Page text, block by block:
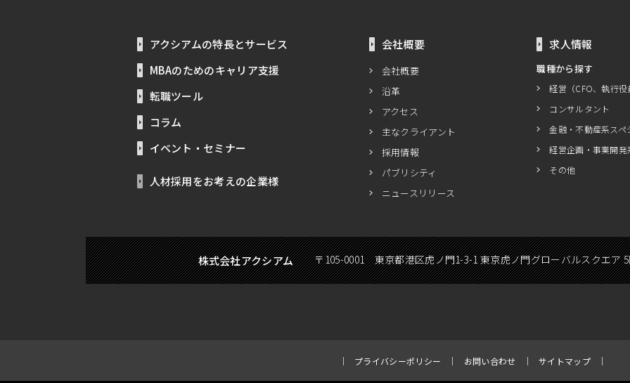
アクシアムの特長とサービス
MBAのためのキャリア支援
転職ツール
コラム
イベント・セミナー
人材採用をお考えの企業様
会社概要
会社概要
沿革
アクセス
主なクライアント
採用情報
パブリシティ
ニュースリリース
求人情報
職種から探す
経営（CFO、執行役
コンサルタント
金融・不動産系スペ
経営企画・事業開発
その他
株式会社アクシアム 〒105-0001 東京都港区虎ノ門1-3-1 東京虎ノ門グローバルスクエア
プライバシーポリシー お問い合わせ サイトマップ